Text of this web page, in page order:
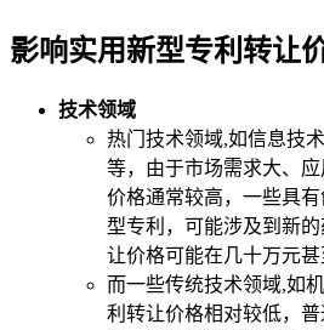
影响实用新型专利转让
技术领域
热门技术领域,如信息技
等，由于市场需求大、
价格通常较高，一些具
型专利，可能涉及到新
让价格可能在几十万元甚
而一些传统技术领域,如
利转让价格相对较低，